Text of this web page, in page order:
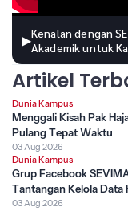
▶Kenalan dengan
Akademik untuk
Artikel
Dunia Kampus
Menggali Kisah Pak
Pulang Tepat Waktu
03 Aug 2026
Dunia Kampus
Grup Facebook
Tantangan Kelola Data
03 Aug 2026